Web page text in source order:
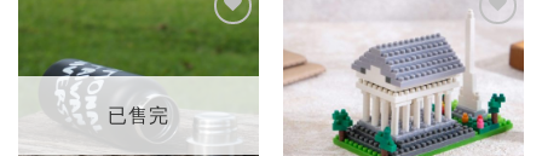
加入
「願
望輕
已售完
加入
「願
望輕
單」